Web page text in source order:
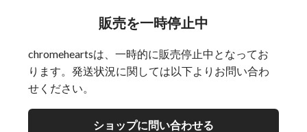
販売を一時停止中
chromeheartsは、一時的に販売停止中となってお
ります。発送状況に関しては以下よりお問い合わ
せください。
ショップに問い合わせる